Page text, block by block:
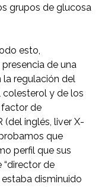
grupos de glucosa
esto,
de una
la regulación del
y de los
factor de
(del inglés, liver X-
que
perfil que sus
“director de
disminuido